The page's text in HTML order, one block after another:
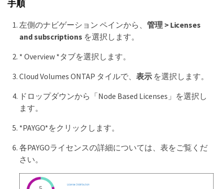
手順
左側のナビゲーション ペインから、 管理 > Licenses
and subscriptions を選択します。
* Overview *タブを選択します。
Cloud Volumes ONTAP タイルで、 表示を選択します。
ドロップダウンから「Node Based Licenses」を選択し
ます。
*PAYGO*をクリックします。
各PAYGOライセンスの詳細については、表をご覧くだ
さい。